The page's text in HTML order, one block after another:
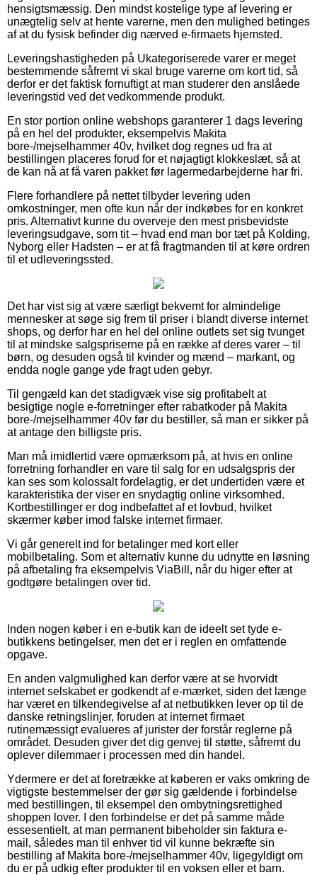
hensigtsmæssig. Den mindst kostelige type af levering er
unægtelig selv at hente varerne, men den mulighed betinges
af at du fysisk befinder dig nærved e-firmaets hjemsted.
Leveringshastigheden på Ukategoriserede varer er meget
bestemmende såfremt vi skal bruge varerne om kort tid, så
derfor er det faktisk fornuftigt at man studerer den anslåede
leveringstid ved det vedkommende produkt.
En stor portion online webshops garanterer 1 dags levering
på en hel del produkter, eksempelvis Makita
bore-/mejselhammer 40v, hvilket dog regnes ud fra at
bestillingen placeres forud for et nøjagtigt klokkeslæt, så at
de kan nå at få varen pakket før lagermedarbejderne har fri.
Flere forhandlere på nettet tilbyder levering uden
omkostninger, men ofte kun når der indkøbes for en konkret
pris. Alternativt kunne du overveje den mest prisbevidste
leveringsudgave, som tit – hvad end man bor tæt på Kolding,
Nyborg eller Hadsten – er at få fragtmanden til at køre ordren
til et udleveringssted.
Det har vist sig at være særligt bekvemt for almindelige
mennesker at søge sig frem til priser i blandt diverse internet
shops, og derfor har en hel del online outlets set sig tvunget
til at mindske salgspriserne på en række af deres varer – til
børn, og desuden også til kvinder og mænd – markant, og
endda nogle gange yde fragt uden gebyr.
Til gengæld kan det stadigvæk vise sig profitabelt at
besigtige nogle e-forretninger efter rabatkoder på Makita
bore-/mejselhammer 40v før du bestiller, så man er sikker på
at antage den billigste pris.
Man må imidlertid være opmærksom på, at hvis en online
forretning forhandler en vare til salg for en udsalgspris der
kan ses som kolossalt fordelagtig, er det undertiden være et
karakteristika der viser en snydagtig online virksomhed.
Kortbestillinger er dog indbefattet af et lovbud, hvilket
skærmer køber imod falske internet firmaer.
Vi går generelt ind for betalinger med kort eller
mobilbetaling. Som et alternativ kunne du udnytte en løsning
på afbetaling fra eksempelvis ViaBill, når du higer efter at
godtgøre betalingen over tid.
Inden nogen køber i en e-butik kan de ideelt set tyde e-
butikkens betingelser, men det er i reglen en omfattende
opgave.
En anden valgmulighed kan derfor være at se hvorvidt
internet selskabet er godkendt af e-mærket, siden det længe
har været en tilkendegivelse af at netbutikken lever op til de
danske retningslinjer, foruden at internet firmaet
rutinemæssigt evalueres af jurister der forstår reglerne på
området. Desuden giver det dig genvej til støtte, såfremt du
oplever dilemmaer i processen med din handel.
Ydermere er det at foretrække at køberen er vaks omkring de
vigtigste bestemmelser der gør sig gældende i forbindelse
med bestillingen, til eksempel den ombytningsrettighed
shoppen lover. I den forbindelse er det på samme måde
essesentielt, at man permanent bibeholder sin faktura e-
mail, således man til enhver tid vil kunne bekræfte sin
bestilling af Makita bore-/mejselhammer 40v, ligegyldigt om
du er på udkig efter produkter til en voksen eller et barn.